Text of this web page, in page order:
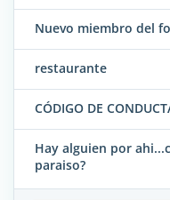
Nuevo miembro del
restaurante
CÓDIGO DE
Hay alguien por
paraiso?